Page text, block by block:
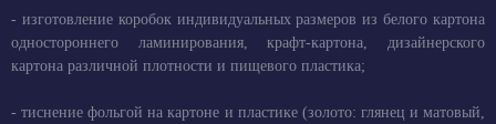
- изготовление коробок индивидуальных размеров из белого картона
одностороннего ламинирования, крафт-картона, дизайнерского
картона различной плотности и пищевого пластика;
- тиснение фольгой на картоне и пластике (золото: глянец и матовый,